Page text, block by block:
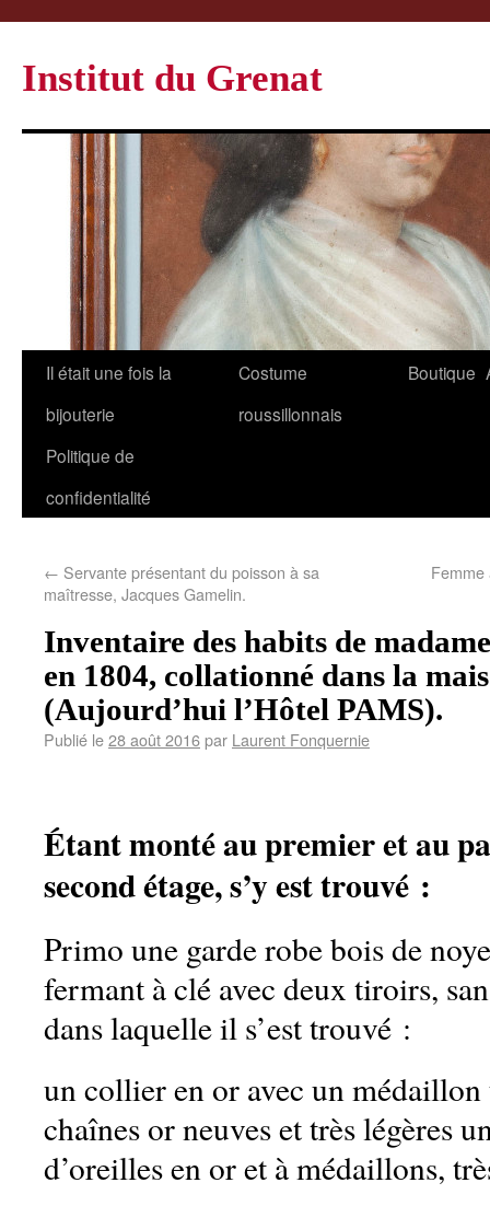
Institut du Grenat
Il était une fois la
bijouterie
Costume
roussillonnais
Boutique
Politique de
confidentialité
← Servante présentant du poisson à sa
maîtresse, Jacques Gamelin.
Femme
Inventaire des habits de
en 1804, collationné dans la
(Aujourd’hui l’Hôtel PAMS).
Publié le28 août 2016par Laurent Fonquernie
Étant monté au premier et au
second étage, s’y est trouvé :
Primo une garde robe bois de
fermant à clé avec deux tiroirs,
dans laquelle il s’est trouvé :
un collier en or avec un
chaînes or neuves et très légères
d’oreilles en or et à médaillons,